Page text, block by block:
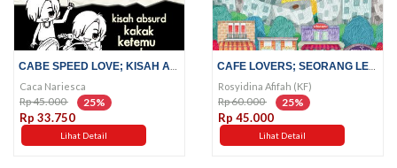
Caca Nariesca
Rp 45.000 25%
Rp 33.750
Lihat Detail
Rosyidina Afifah (KF)
Rp 60.000 25%
Rp 45.000
Lihat Detail